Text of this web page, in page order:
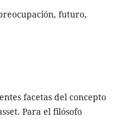
futuro,
facetas del concepto
Para el filósofo